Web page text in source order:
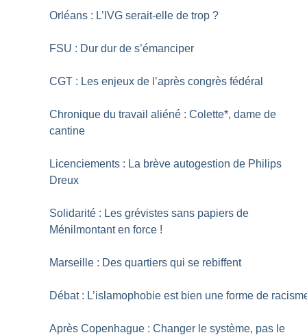
Orléans : L’IVG serait-elle de trop ?
FSU : Dur dur de s’émanciper
CGT : Les enjeux de l’après congrès fédéral
Chronique du travail aliéné : Colette*, dame de
cantine
Licenciements : La brève autogestion de Philips
Dreux
Solidarité : Les grévistes sans papiers de
Ménilmontant en force !
Marseille : Des quartiers qui se rebiffent
Débat : L’islamophobie est bien une forme de
Après Copenhague : Changer le système, pas le